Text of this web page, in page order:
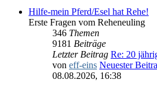
Hilfe-mein Pferd/Esel hat Rehe!
Erste Fragen vom Reheneuling
346 Themen
9181 Beiträge
Letzter Beitrag Re: 20
von eff-eins Neuester
08.08.2026, 16:38